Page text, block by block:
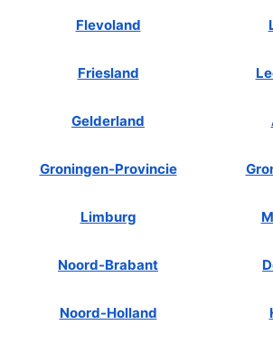
Flevoland
Friesland
Gelderland
Groningen-Provincie
Limburg
Noord-Brabant
Noord-Holland